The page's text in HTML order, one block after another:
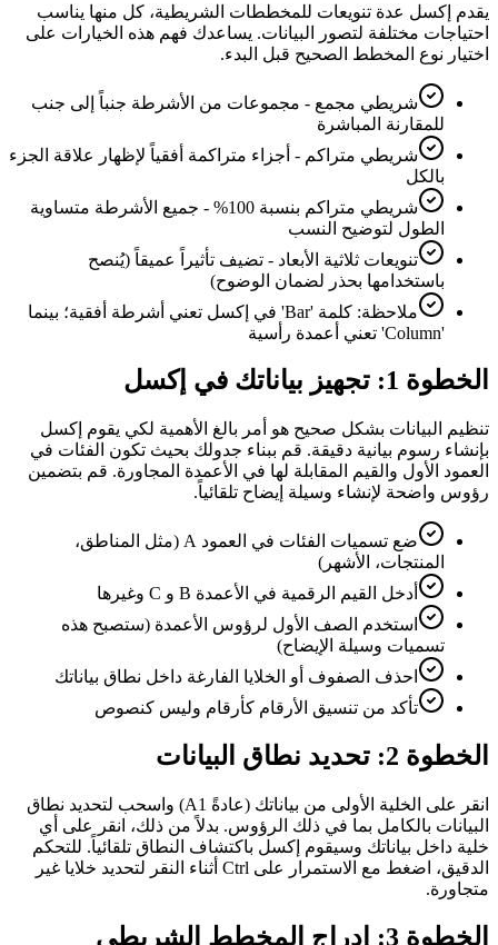
يقدم إكسل عدة تنويعات للمخططات الشريطية، كل منها يناسب
احتياجات مختلفة لتصور البيانات. يساعدك فهم هذه الخيارات على
اختيار نوع المخطط الصحيح قبل البدء.
شريطي مجمع - مجموعات من الأشرطة جنباً إلى جنب
للمقارنة المباشرة
شريطي متراكم - أجزاء متراكمة أفقياً لإظهار علاقة الجزء
بالكل
شريطي متراكم بنسبة 100% - جميع الأشرطة متساوية
الطول لتوضيح النسب
تنويعات ثلاثية الأبعاد - تضيف تأثيراً عميقاً (يُنصح
باستخدامها بحذر لضمان الوضوح)
ملاحظة: كلمة 'Bar' في إكسل تعني أشرطة أفقية؛ بينما
'Column' تعني أعمدة رأسية
الخطوة 1: تجهيز بياناتك في إكسل
تنظيم البيانات بشكل صحيح هو أمر بالغ الأهمية لكي يقوم إكسل
بإنشاء رسوم بيانية دقيقة. قم ببناء جدولك بحيث تكون الفئات في
العمود الأول والقيم المقابلة لها في الأعمدة المجاورة. قم بتضمين
رؤوس واضحة لإنشاء وسيلة إيضاح تلقائياً.
ضع تسميات الفئات في العمود A (مثل المناطق،
المنتجات، الأشهر)
أدخل القيم الرقمية في الأعمدة B و C وغيرها
استخدم الصف الأول لرؤوس الأعمدة (ستصبح هذه
تسميات وسيلة الإيضاح)
احذف الصفوف أو الخلايا الفارغة داخل نطاق بياناتك
تأكد من تنسيق الأرقام كأرقام وليس كنصوص
الخطوة 2: تحديد نطاق البيانات
انقر على الخلية الأولى من بياناتك (عادةً A1) واسحب لتحديد نطاق
البيانات بالكامل بما في ذلك الرؤوس. بدلاً من ذلك، انقر على أي
خلية داخل بياناتك وسيقوم إكسل باكتشاف النطاق تلقائياً. للتحكم
الدقيق، اضغط مع الاستمرار على Ctrl أثناء النقر لتحديد خلايا غير
متجاورة.
الخطوة 3: إدراج المخطط الشريطي